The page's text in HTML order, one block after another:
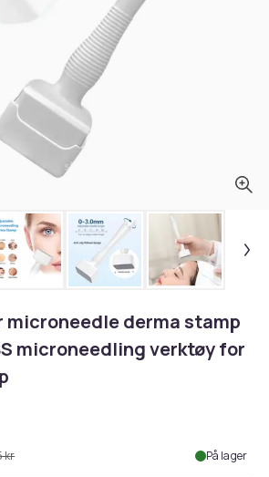
microneedle derma stamp
microneedling verktøy for
kr På lager